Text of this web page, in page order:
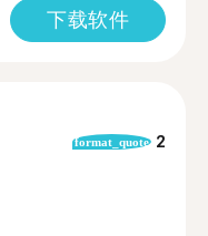
下载软件
format_quote 2